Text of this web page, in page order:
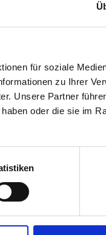
für soziale
zu Ihrer
Unsere Partner
oder die sie im
Ski Female - 5